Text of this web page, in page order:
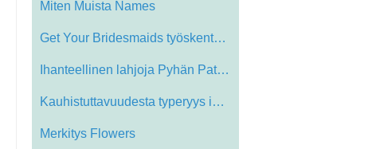
Miten Muista Names
Get Your Bridesmaids työskentely: Osta …
Ihanteellinen lahjoja Pyhän Patrickin p…
Kauhistuttavuudesta typeryys ignorant
Merkitys Flowers